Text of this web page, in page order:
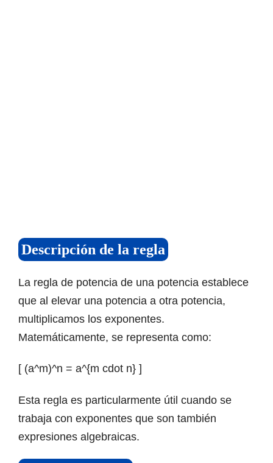
Descripción de la regla
La regla de potencia de una potencia establece
que al elevar una potencia a otra potencia,
multiplicamos los exponentes.
Matemáticamente, se representa como:
[ (a^m)^n = a^{m cdot n} ]
Esta regla es particularmente útil cuando se
trabaja con exponentes que son también
expresiones algebraicas.